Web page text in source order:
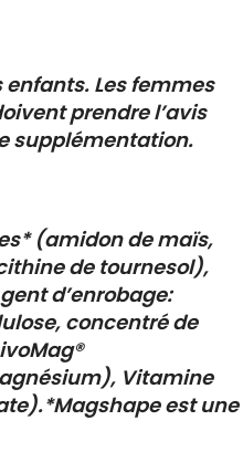
Les femmes
prendre l’avis
supplémentation.
(amidon de maïs,
de tournesol),
d’enrobage:
concentré de
Vitamine
est une